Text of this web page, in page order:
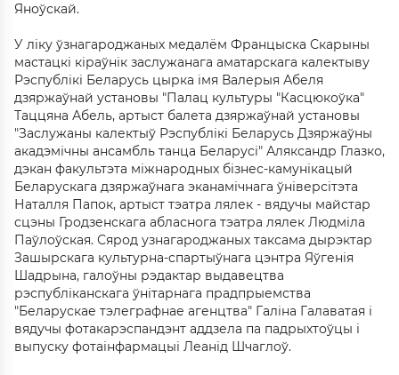
Яноўскай.
У ліку ўзнагароджаных медалём Францыска Скарыны
мастацкі кіраўнік заслужанага аматарскага калектыву
Рэспублікі Беларусь цырка імя Валерыя Абеля
дзяржаўнай установы "Палац культуры "Касцюкоўка"
Таццяна Абель, артыст балета дзяржаўнай установы
"Заслужаны калектыў Рэспублікі Беларусь Дзяржаўны
акадэмічны ансамбль танца Беларусі" Аляксандр Глазко,
дэкан факультэта міжнародных бізнес-камунікацый
Беларускага дзяржаўнага эканамічнага ўніверсітэта
Наталля Папок, артыст тэатра лялек - вядучы майстар
сцэны Гродзенскага абласнога тэатра лялек Людміла
Паўлоўская. Сярод узнагароджаных таксама дырэктар
Зашырскага культурна-спартыўнага цэнтра Яўгенія
Шадрына, галоўны рэдактар выдавецтва
рэспубліканскага ўнітарнага прадпрыемства
"Беларускае тэлеграфнае агенцтва" Галіна Галаватая і
вядучы фотакарэспандэнт аддзела па падрыхтоўцы і
выпуску фотаінфармацыі Леанід Шчаглоў.